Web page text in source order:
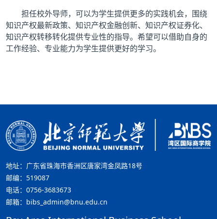
担任校外导师，可以为学生提供更多的实践机会，围绕
知识产权最新政策、知识产权金融创新、知识产权证券化、
知识产权转移转化提供专业性的指导。希望可以借助自身的
工作经验、专业能力为学生提供更好的学习。
地址：广东省珠海市香洲区唐家湾金凤路18号
邮编：519087
电话：0756-3683673
邮箱：bibs_admin@bnu.edu.cn